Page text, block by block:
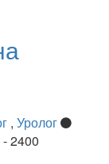
, Уролог
2400